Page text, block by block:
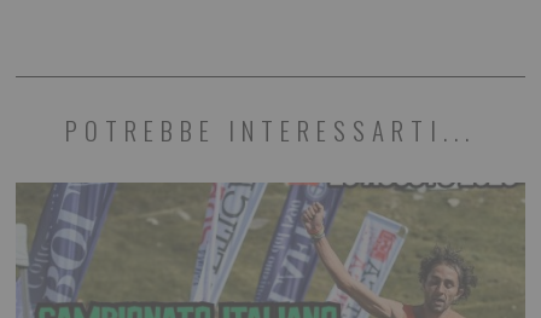
POTREBBE INTERESSARTI...